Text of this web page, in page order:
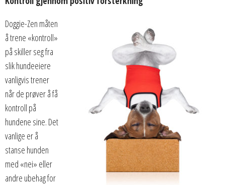
Doggie-Zen måten
å trene «kontroll»
på skiller seg fra
slik hundeeiere
vanligvis trener
når de prøver å få
kontroll på
hundene sine. Det
vanlige er å
stanse hunden
med «nei» eller
andre ubehag for